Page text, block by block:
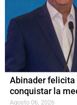
Abinader felicita
conquistar la
Agosto 06, 2026